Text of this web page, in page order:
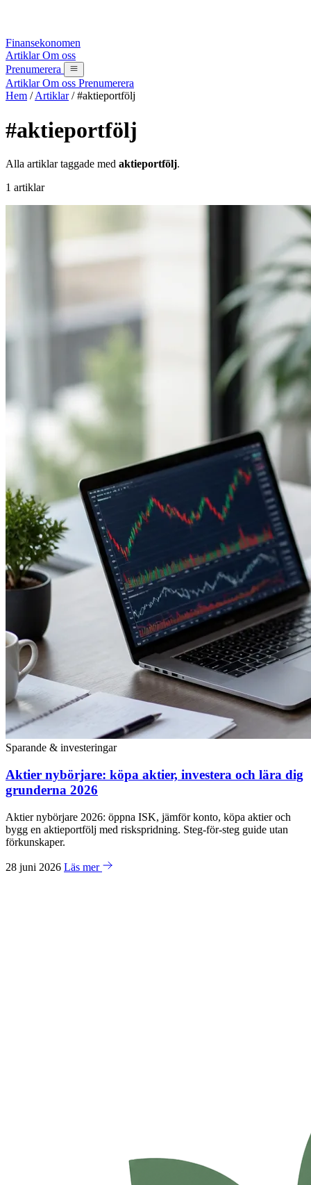
Finansekonomen
ArtiklarOm oss
Prenumerera
ArtiklarOm oss Prenumerera
Hem / Artiklar / #aktieportfölj
#aktieportfölj
Alla artiklar taggade med aktieportfölj.
1 artiklar
Sparande & investeringar
Aktier nybörjare: köpa aktier, investera och lära dig
grunderna 2026
Aktier nybörjare 2026: öppna ISK, jämför konto, köpa aktier och
bygg en aktieportfölj med riskspridning. Steg-för-steg guide utan
förkunskaper.
28 juni 2026 Läs mer